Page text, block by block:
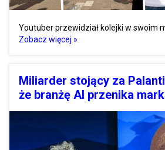
Youtuber przewidział kolejki w swoim
Zobacz więcej »
Miliarder stojący za
że branżę AI przenika